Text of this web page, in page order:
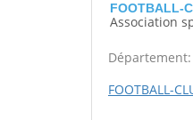
FOOTBALL-
Association
FOOTBALL-